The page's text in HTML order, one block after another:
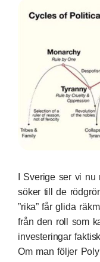
I Sverige ser vi
söker till de
”rika” får glida
från den roll som
investeringar
Om man följer